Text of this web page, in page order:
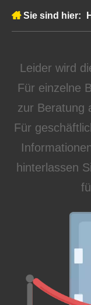
Sie sind hier:
Leider wird
Für einzelne
zur Beratung
Für
hinterlassen